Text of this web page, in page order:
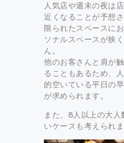
人気店や週末の夜は
近くなることが予想さ
限られたスペースに
ソナルスペースが狭
ん。
他のお客さんと肩が
ることもあるため、
的空いている平日の
が求められます。
また、8人以上の大
いケースも考えられま